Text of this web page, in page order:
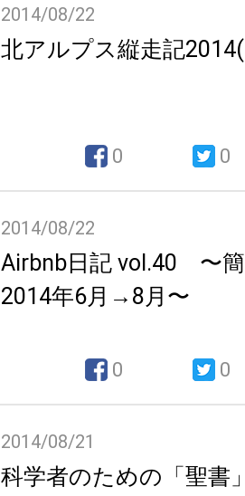
2014/08/22
北アルプス縦走記
0 0
2014/08/22
Airbnb日記 vol.40 〜
2014年6月→8月〜
0 0
2014/08/21
科学者のための「聖